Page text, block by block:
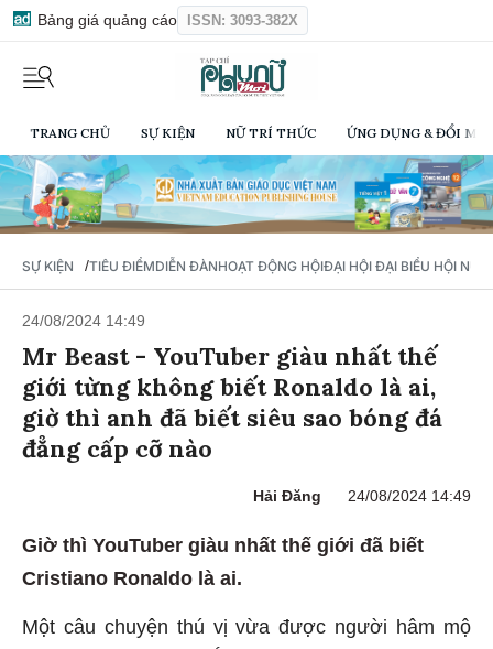
Bảng giá quảng cáo ISSN: 3093-382X
TRANG CHỦ SỰ KIỆN NỮ TRÍ THỨC ỨNG DỤNG & ĐỔI
SỰ KIỆN / TIÊU ĐIỂMDIỄN ĐÀNHOẠT ĐỘNG HỘIĐẠI HỘI ĐẠI BIỂU HỘI NỮ
24/08/2024 14:49
Mr Beast - YouTuber giàu nhất thế
giới từng không biết Ronaldo là ai,
giờ thì anh đã biết siêu sao bóng đá
đẳng cấp cỡ nào
Hải Đăng 24/08/2024 14:49
Giờ thì YouTuber giàu nhất thế giới đã biết
Cristiano Ronaldo là ai.
Một câu chuyện thú vị vừa được người hâm mộ